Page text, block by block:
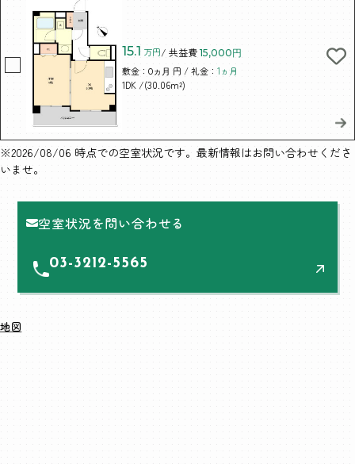
15.1 万円/ 共益費 15,000円
敷金：0ヵ月 円 / 礼金：1ヵ月
1DK /(30.06m²)
※2026/08/06 時点での空室状況です。最新情報はお問い合わせくださ
いませ。
空室状況を問い合わせる
03-3212-5565
地図